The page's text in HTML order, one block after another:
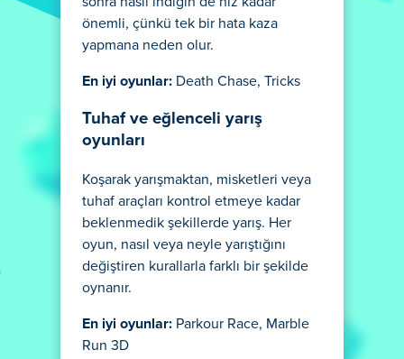
önemli, çünkü tek bir hata kaza
yapmana neden olur.
En iyi oyunlar: Death Chase, Tricks
Tuhaf ve eğlenceli yarış
oyunları
Koşarak yarışmaktan, misketleri veya
tuhaf araçları kontrol etmeye kadar
beklenmedik şekillerde yarış. Her
oyun, nasıl veya neyle yarıştığını
değiştiren kurallarla farklı bir şekilde
oynanır.
En iyi oyunlar: Parkour Race, Marble
Run 3D